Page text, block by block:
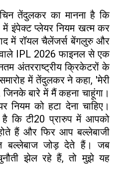
तेंदुलकर का मानना है कि
में इंपेक्ट प्लेयर नियम खत्म कर
में रॉयल चैलेंजर्स बेंगलुरु और
IPL 2026 फाइनल से एक
अंतरराष्ट्रीय क्रिकेटरों के
में तेंदुलकर ने कहा, 'मेरी
बारे में मैं कहना चाहूंगा।
नियम को हटा देना चाहिए।
है कि टी20 प्रारुप में आपको
हैं और फिर आप बल्लेबाजी
बल्लेबाज जोड़ देते हैं। जब
झेल रहे हैं, तो मुझे यह